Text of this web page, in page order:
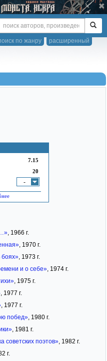
расширенный
по жанру
7.15
20
-
, 1966 г.
, 1970 г.
, 1973 г.
и о себе», 1974 г.
, 1975 г.
, 1977 г.
, 1977 г.
побед», 1980 г.
, 1981 г.
советских поэтов», 1982 г.
г.